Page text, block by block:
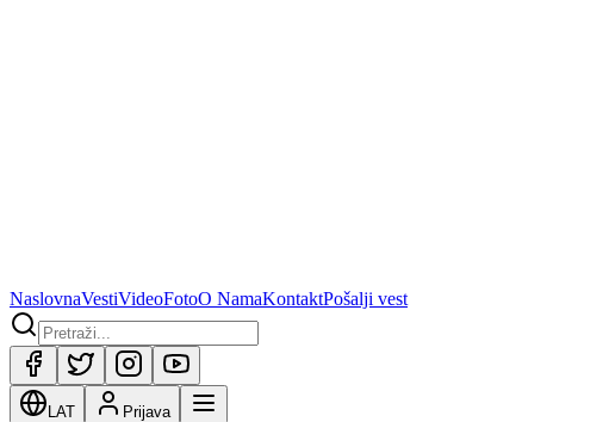
NaslovnaVestiVideoFotoO NamaKontaktPošalji vest
LAT Prijava